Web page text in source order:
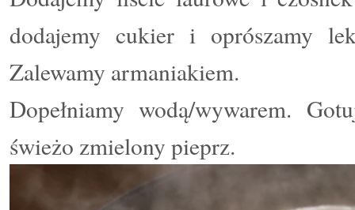
dodajemy cukier i oprószamy
Zalewamy armaniakiem.
Dopełniamy wodą/wywarem.
świeżo zmielony pieprz.